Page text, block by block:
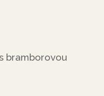
bramborovou